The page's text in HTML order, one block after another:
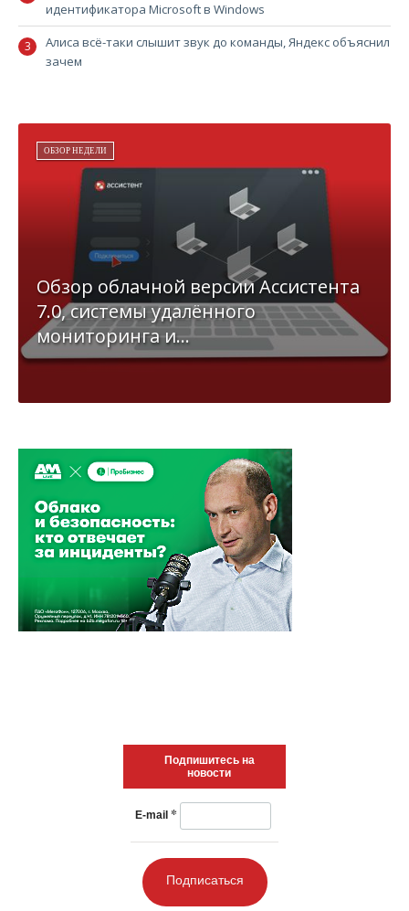
идентификатора Microsoft в Windows
Алиса всё-таки слышит звук до команды, Яндекс объяснил
зачем
ОБЗОР НЕДЕЛИ
Обзор облачной версии Ассистента
7.0, системы удалённого
мониторинга и...
Подпишитесь на
новости
E-mail *
Подписаться